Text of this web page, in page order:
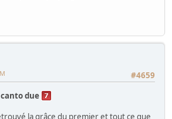
#4659
due
la grâce du premier et tout ce que